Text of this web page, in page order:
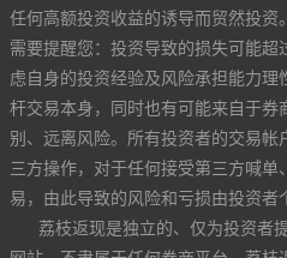
任何高额投资收益的诱导而贸然投资
需要提醒您：投资导致的损失可能
虑自身的投资经验及风险承担能力
杆交易本身，同时也有可能来自于
别、远离风险。所有投资者的交易
三方操作，对于任何接受第三方喊
易，由此导致的风险和亏损由投资者
荔枝返现是独立的、仅为投资者